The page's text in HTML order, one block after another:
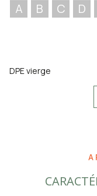
A B C D
DPE vierge
A